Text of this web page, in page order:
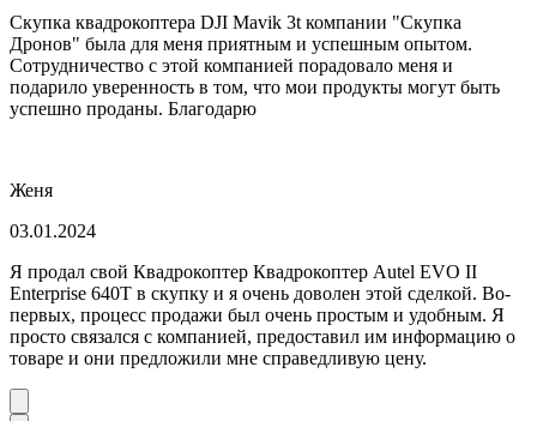
Скупка квадрокоптера DJI Mavik 3t компании "Скупка
Дронов" была для меня приятным и успешным опытом.
Сотрудничество с этой компанией порадовало меня и
подарило уверенность в том, что мои продукты могут быть
успешно проданы. Благодарю
Женя
03.01.2024
Я продал свой Квадрокоптер Квадрокоптер Autel EVO II
Enterprise 640T в скупку и я очень доволен этой сделкой. Во-
первых, процесс продажи был очень простым и удобным. Я
просто связался с компанией, предоставил им информацию о
товаре и они предложили мне справедливую цену.